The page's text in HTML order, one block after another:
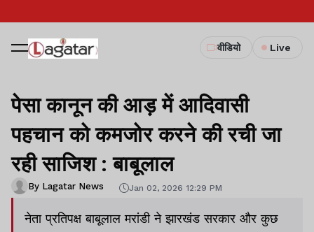
वीडियो Live
पेसा कानून की आड़ में आदिवासी
पहचान को कमजोर करने की रची जा
रही साजिश : बाबूलाल
By Lagatar News Jan 02, 2026 12:29 PM
नेता प्रतिपक्ष बाबूलाल मरांडी ने झारखंड सरकार और कुछ